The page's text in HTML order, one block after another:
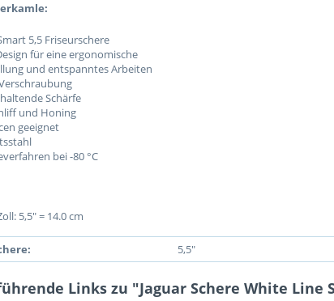
5,5 Friseurschere
für eine ergonomische
und entspanntes Arbeiten
Schärfe
und Honing
geeignet
bei -80 °C
5,5" = 14.0 cm
5,5"
Links zu "Jaguar Schere White Line